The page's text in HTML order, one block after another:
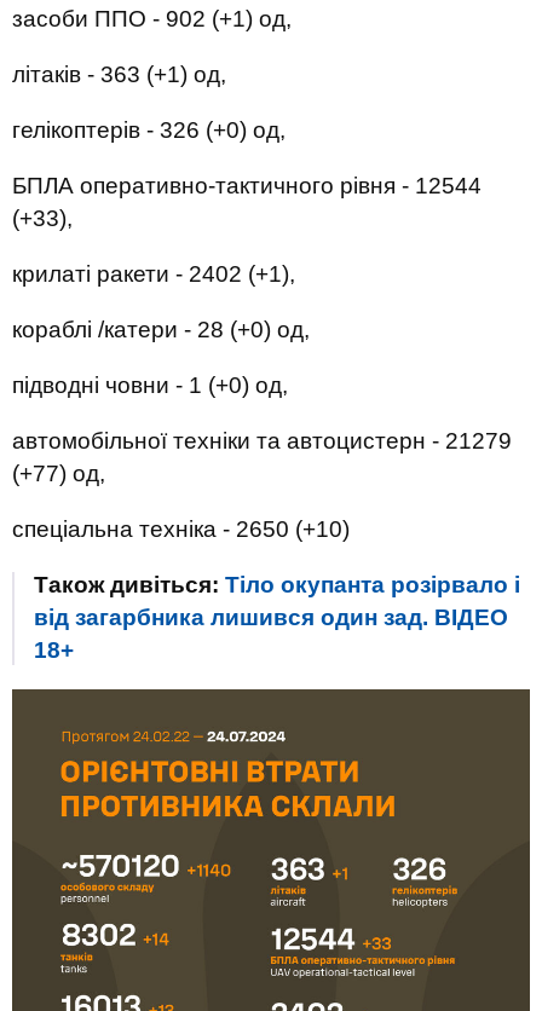
засоби ППО - 902 (+1) од,
літаків - 363 (+1) од,
гелікоптерів - 326 (+0) од,
БПЛА оперативно-тактичного рівня - 12544
(+33),
крилаті ракети - 2402 (+1),
кораблі /катери - 28 (+0) од,
підводні човни - 1 (+0) од,
автомобільної техніки та автоцистерн - 21279
(+77) од,
спеціальна техніка - 2650 (+10)
Також дивіться: Тіло окупанта розірвало і
від загарбника лишився один зад. ВIДЕО
18+